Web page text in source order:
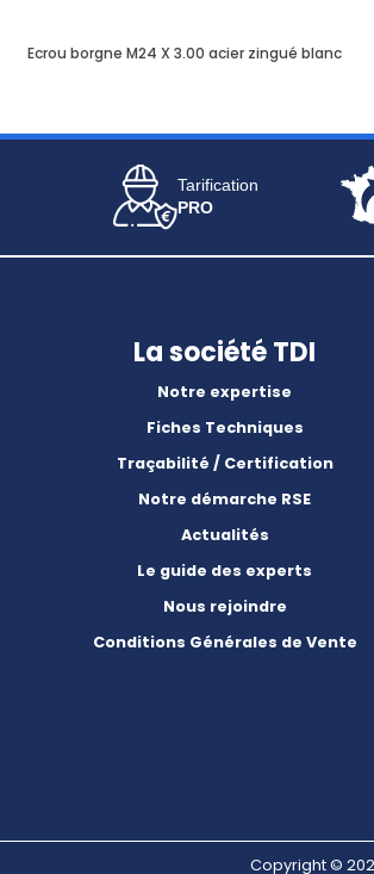
Ecrou borgne M24 X 3.00 acier zingué blanc
Tarification
PRO
La société TDI
Notre expertise
Fiches Techniques
Traçabilité / Certification
Notre démarche RSE
Actualités
Le guide des experts
Nous rejoindre
Conditions Générales de Vente
Copyright ©